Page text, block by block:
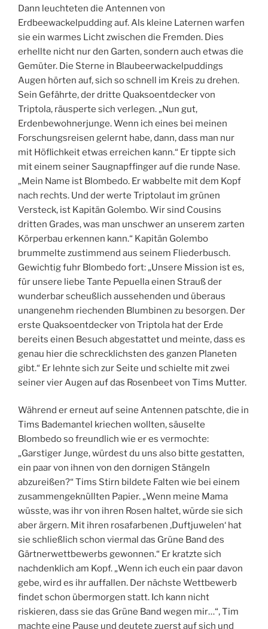
Dann leuchteten die Antennen von
Erdbeewackelpudding auf. Als kleine Laternen warfen
sie ein warmes Licht zwischen die Fremden. Dies
erhellte nicht nur den Garten, sondern auch etwas die
Gemüter. Die Sterne in Blaubeerwackelpuddings
Augen hörten auf, sich so schnell im Kreis zu drehen.
Sein Gefährte, der dritte Quaksoentdecker von
Triptola, räusperte sich verlegen. „Nun gut,
Erdenbewohnerjunge. Wenn ich eines bei meinen
Forschungsreisen gelernt habe, dann, dass man nur
mit Höflichkeit etwas erreichen kann.“ Er tippte sich
mit einem seiner Saugnapffinger auf die runde Nase.
„Mein Name ist Blombedo. Er wabbelte mit dem Kopf
nach rechts. Und der werte Triptolaut im grünen
Versteck, ist Kapitän Golembo. Wir sind Cousins
dritten Grades, was man unschwer an unserem zarten
Körperbau erkennen kann.“ Kapitän Golembo
brummelte zustimmend aus seinem Fliederbusch.
Gewichtig fuhr Blombedo fort: „Unsere Mission ist es,
für unsere liebe Tante Pepuella einen Strauß der
wunderbar scheußlich aussehenden und überaus
unangenehm riechenden Blumbinen zu besorgen. Der
erste Quaksoentdecker von Triptola hat der Erde
bereits einen Besuch abgestattet und meinte, dass es
genau hier die schrecklichsten des ganzen Planeten
gibt.“ Er lehnte sich zur Seite und schielte mit zwei
seiner vier Augen auf das Rosenbeet von Tims Mutter.
Während er erneut auf seine Antennen patschte, die in
Tims Bademantel kriechen wollten, säuselte
Blombedo so freundlich wie er es vermochte:
„Garstiger Junge, würdest du uns also bitte gestatten,
ein paar von ihnen von den dornigen Stängeln
abzureißen?“ Tims Stirn bildete Falten wie bei einem
zusammengeknüllten Papier. „Wenn meine Mama
wüsste, was ihr von ihren Rosen haltet, würde sie sich
aber ärgern. Mit ihren rosafarbenen ‚Duftjuwelen‘ hat
sie schließlich schon viermal das Grüne Band des
Gärtnerwettbewerbs gewonnen.“ Er kratzte sich
nachdenklich am Kopf. „Wenn ich euch ein paar davon
gebe, wird es ihr auffallen. Der nächste Wettbewerb
findet schon übermorgen statt. Ich kann nicht
riskieren, dass sie das Grüne Band wegen mir…“, Tim
machte eine Pause und deutete zuerst auf sich und